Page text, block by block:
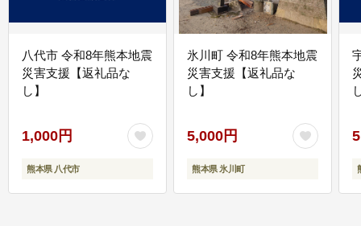
八代市 令和8年熊本地震
災害支援【返礼品な
し】
1,000円
熊本県 八代市
氷川町 令和8年熊本地震
災害支援【返礼品な
し】
5,000円
熊本県 氷川町